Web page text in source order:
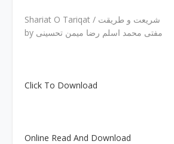
Shariat O Tariqat / شریعت و طریقت
by مفتی محمد اسلم رضا میمن تحسینی
Click To Download
Online Read And Download